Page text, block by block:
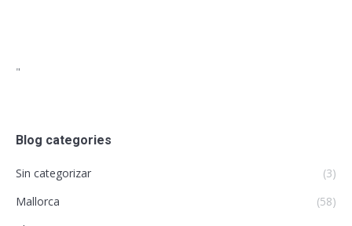
"
Blog categories
Sin categorizar
(3)
Mallorca
(58)